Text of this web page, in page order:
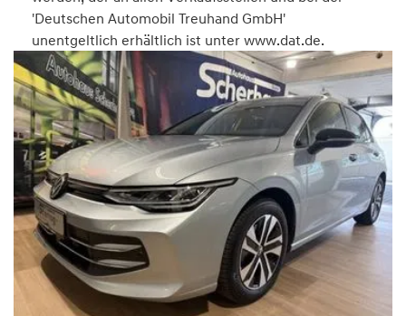
'Deutschen Automobil Treuhand GmbH'
unentgeltlich erhältlich ist unter www.dat.de.